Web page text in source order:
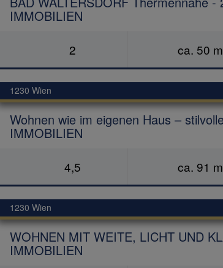
IMMOBILIEN
2 ca. 50 m
Wohnen wie im eigenen Haus –
IMMOBILIEN
1230 Wien
4,5 ca. 91 m
WOHNEN MIT WEITE, LICHT UND
IMMOBILIEN
1230 Wien